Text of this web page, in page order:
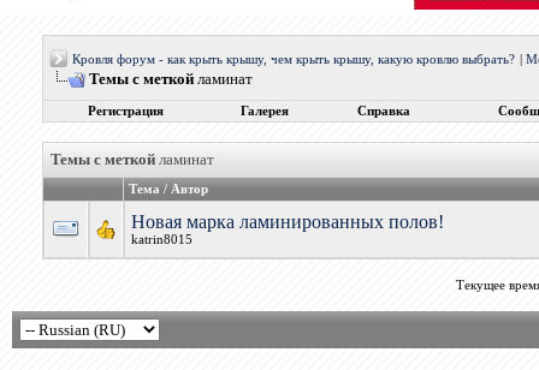
Кровля форум - как крыть крышу, чем крыть крышу, какую кровлю выбрать?
Темы с меткой ламинат
Регистрация Галерея Справка
Темы с меткой ламинат
Тема / Автор
Новая марка ламинированных полов!
katrin8015
Текущее